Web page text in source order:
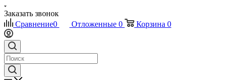
Заказать звонок
Сравнение0 Отложенные 0 Корзина 0